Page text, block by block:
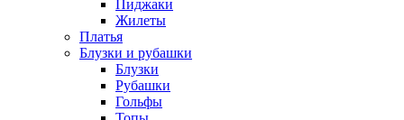
Пиджаки
Жилеты
Платья
Блузки и рубашки
Блузки
Рубашки
Гольфы